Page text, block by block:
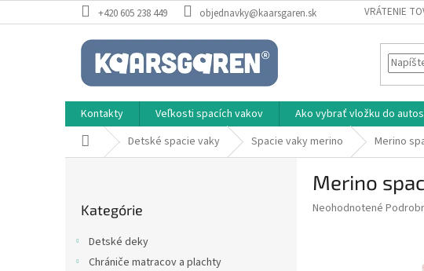
na
+420 605 238 449 objednavky@kaarsgaren.sk VRÁTENIE
Kontakty Veľkosti spacích vakov Ako vybrať vložku do
DomovDetské spacie vaky Spacie vaky merino Merino
kategórie
Kategórie
Detské deky
Chrániče matracov a plachty
Merino
Priemerné
Neohodnotené